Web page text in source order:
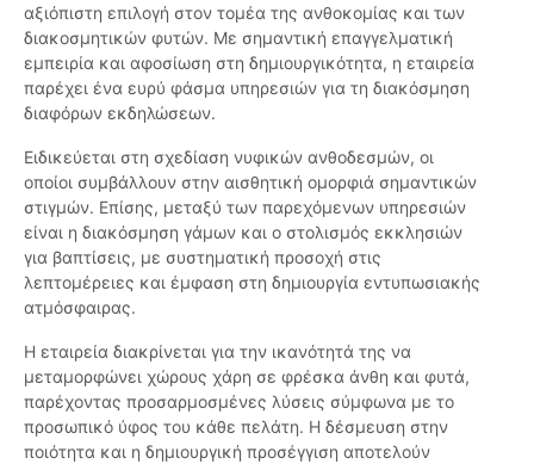
αξιόπιστη επιλογή στον τομέα της ανθοκομίας και των
διακοσμητικών φυτών. Με σημαντική επαγγελματική
εμπειρία και αφοσίωση στη δημιουργικότητα, η εταιρεία
παρέχει ένα ευρύ φάσμα υπηρεσιών για τη διακόσμηση
διαφόρων εκδηλώσεων.
Ειδικεύεται στη σχεδίαση νυφικών ανθοδεσμών, οι
οποίοι συμβάλλουν στην αισθητική ομορφιά σημαντικών
στιγμών. Επίσης, μεταξύ των παρεχόμενων υπηρεσιών
είναι η διακόσμηση γάμων και ο στολισμός εκκλησιών
για βαπτίσεις, με συστηματική προσοχή στις
λεπτομέρειες και έμφαση στη δημιουργία εντυπωσιακής
ατμόσφαιρας.
Η εταιρεία διακρίνεται για την ικανότητά της να
μεταμορφώνει χώρους χάρη σε φρέσκα άνθη και φυτά,
παρέχοντας προσαρμοσμένες λύσεις σύμφωνα με το
προσωπικό ύφος του κάθε πελάτη. Η δέσμευση στην
ποιότητα και η δημιουργική προσέγγιση αποτελούν